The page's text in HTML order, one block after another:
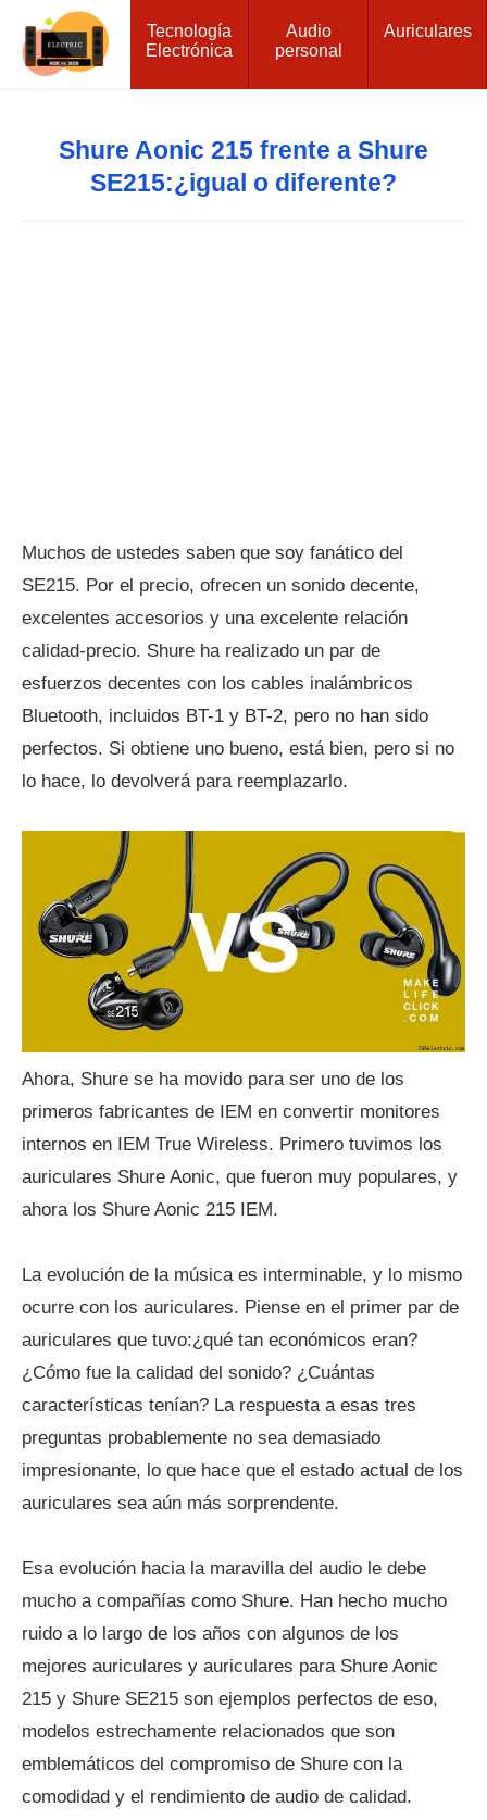
Tecnología
Electrónica
Audio
personal
Auriculares
Shure Aonic 215 frente a Shure
SE215:¿igual o diferente?
Muchos de ustedes saben que soy fanático del
SE215. Por el precio, ofrecen un sonido decente,
excelentes accesorios y una excelente relación
calidad-precio. Shure ha realizado un par de
esfuerzos decentes con los cables inalámbricos
Bluetooth, incluidos BT-1 y BT-2, pero no han sido
perfectos. Si obtiene uno bueno, está bien, pero si no
lo hace, lo devolverá para reemplazarlo.
Ahora, Shure se ha movido para ser uno de los
primeros fabricantes de IEM en convertir monitores
internos en IEM True Wireless. Primero tuvimos los
auriculares Shure Aonic, que fueron muy populares, y
ahora los Shure Aonic 215 IEM.
La evolución de la música es interminable, y lo mismo
ocurre con los auriculares. Piense en el primer par de
auriculares que tuvo:¿qué tan económicos eran?
¿Cómo fue la calidad del sonido? ¿Cuántas
características tenían? La respuesta a esas tres
preguntas probablemente no sea demasiado
impresionante, lo que hace que el estado actual de los
auriculares sea aún más sorprendente.
Esa evolución hacia la maravilla del audio le debe
mucho a compañías como Shure. Han hecho mucho
ruido a lo largo de los años con algunos de los
mejores auriculares y auriculares para Shure Aonic
215 y Shure SE215 son ejemplos perfectos de eso,
modelos estrechamente relacionados que son
emblemáticos del compromiso de Shure con la
comodidad y el rendimiento de audio de calidad.